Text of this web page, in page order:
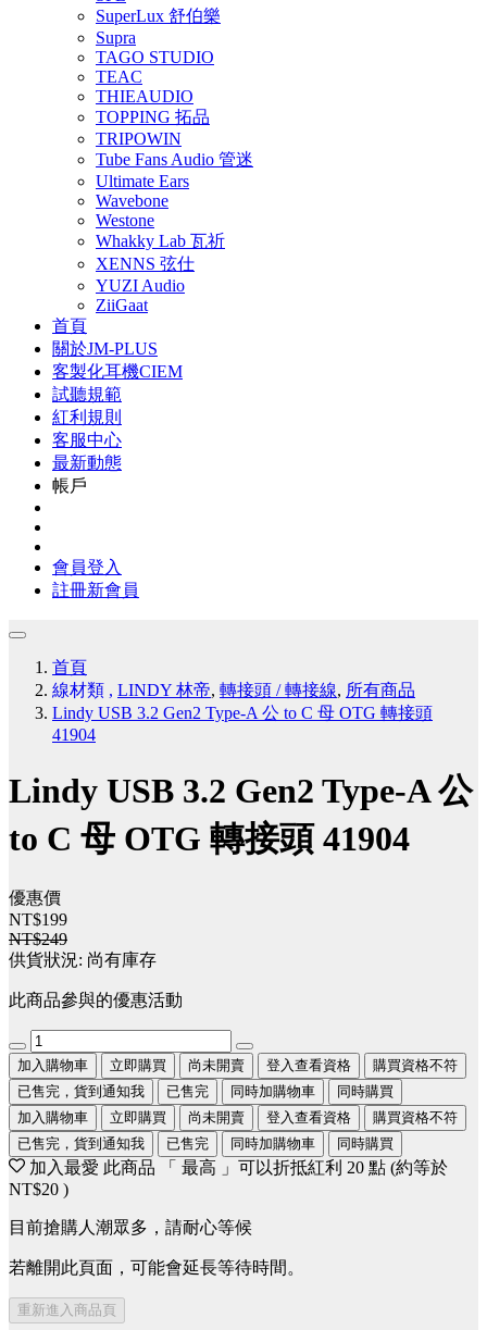
SuperLux 舒伯樂
Supra
TAGO STUDIO
TEAC
THIEAUDIO
TOPPING 拓品
TRIPOWIN
Tube Fans Audio 管迷
Ultimate Ears
Wavebone
Westone
Whakky Lab 瓦祈
XENNS 弦仕
YUZI Audio
ZiiGaat
首頁
關於JM-PLUS
客製化耳機CIEM
試聽規範
紅利規則
客服中心
最新動態
帳戶
會員登入
註冊新會員
首頁
線材類 , LINDY 林帝, 轉接頭 / 轉接線, 所有商品
Lindy USB 3.2 Gen2 Type-A 公 to C 母 OTG 轉接頭
41904
Lindy USB 3.2 Gen2 Type-A 公
to C 母 OTG 轉接頭 41904
優惠價
NT$199
NT$249
供貨狀況: 尚有庫存
此商品參與的優惠活動
加入購物車 立即購買 尚未開賣 登入查看資格
購買資格不符
已售完，貨到通知我
已售完 同時加購物車
同時購買
加入購物車
立即購買 尚未開賣 登入查看資格
購買資格不符
已售完，貨到通知我
已售完 同時加購物車 同時購買
加入最愛 此商品 「 最高 」可以折抵紅利 20 點 (約等於
NT$20 )
目前搶購人潮眾多，請耐心等候
若離開此頁面，可能會延長等待時間。
重新進入商品頁